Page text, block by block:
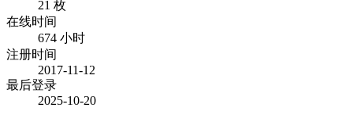
21 枚
在线时间
674 小时
注册时间
2017-11-12
最后登录
2025-10-20